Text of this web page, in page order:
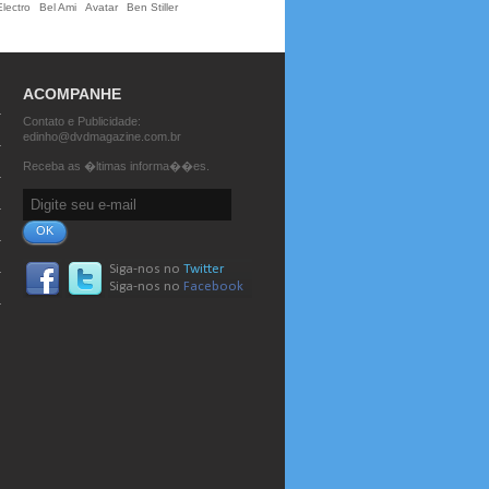
Bel Ami Avatar Ben Stiller
ACOMPANHE
Contato e Publicidade:
edinho@dvdmagazine.com.br
Receba as �ltimas informa��es.
OK